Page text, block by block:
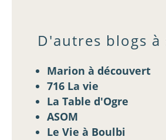
D'autres blogs à
Marion à découvert
716 La vie
La Table d'Ogre
ASOM
Le Vie à Boulbi